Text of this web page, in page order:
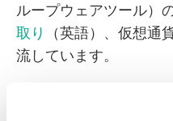
ループウェアツール）
取り
（英語）、仮想通
流しています。
最近の傾向として、IT
仮想通貨詐欺を目にし